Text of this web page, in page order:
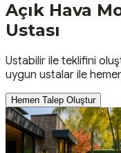
Açık Hava
Ustası
Ustabilir ile teklifini
uygun ustalar ile
Hemen Talep Oluştur